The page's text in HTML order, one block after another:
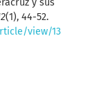
y sus
(1), 44-52.
view/13